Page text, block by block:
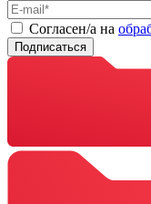
Cогласен/а на
Подписаться